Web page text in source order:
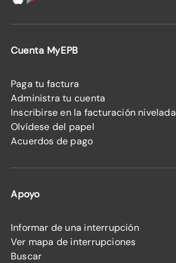
Cuenta MyEPB
Paga tu factura
Administra tu cuenta
Inscribirse en la facturación nivelada
Olvídese del papel
Acuerdos de pago
Apoyo
Informar de una interrupción
Ver mapa de interrupciones
Buscar